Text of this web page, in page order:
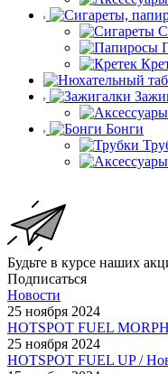
Бонги
Будьте в курсе наших
Подписаться
Новости
25 ноября 2024
HOTSPOT FUEL
25 ноября 2024
HOTSPOT FUEL UP /